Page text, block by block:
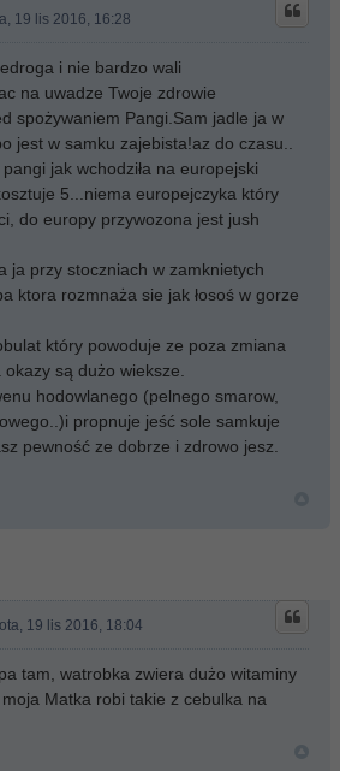
19 lis 2016, 16:28
i nie bardzo wali
na uwadze Twoje zdrowie
spożywaniem Pangi.Sam jadle ja w
jest w samku zajebista!az do czasu..
jak wchodziła na europejski
5...niema europejczyka który
do europy przywozona jest jush
ja przy stoczniach w zamknietych
ktora rozmnaża sie jak łosoś w gorze
który powoduje ze poza zmiana
są dużo wieksze.
hodowlanego (pelnego smarow,
propnuje jeść sole samkuje
pewność ze dobrze i zdrowo jesz.
19 lis 2016, 18:04
tam, watrobka zwiera dużo witaminy
Matka robi takie z cebulka na